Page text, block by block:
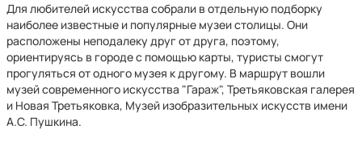
Для любителей искусства собрали в отдельную подборку
наиболее известные и популярные музеи столицы. Они
расположены неподалеку друг от друга, поэтому,
ориентируясь в городе с помощью карты, туристы смогут
прогуляться от одного музея к другому. В маршрут вошли
музей современного искусства "Гараж", Третьяковская галерея
и Новая Третьяковка, Музей изобразительных искусств имени
А.С. Пушкина.